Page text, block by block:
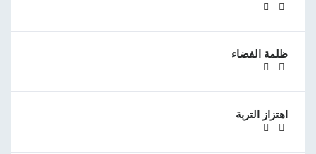
ظلمة الفضاء
اهتزاز التربة